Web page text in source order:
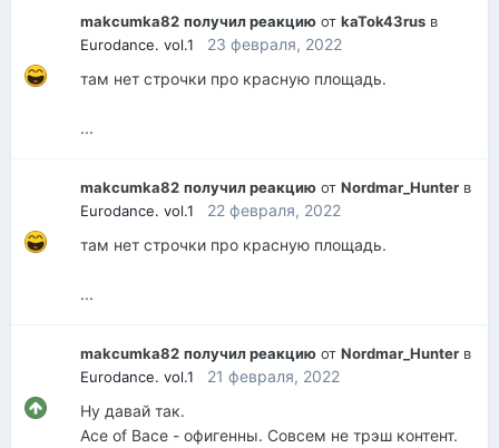
makcumka82 получил реакцию от kaTok43rus в
Eurodance. vol.1
23 февраля, 2022
там нет строчки про красную площадь.
...
makcumka82 получил реакцию от Nordmar_Hunter в
Eurodance. vol.1
22 февраля, 2022
там нет строчки про красную площадь.
...
makcumka82 получил реакцию от Nordmar_Hunter в
Eurodance. vol.1
21 февраля, 2022
Ну давай так.
Ace of Bace - офигенны. Совсем не трэш контент.